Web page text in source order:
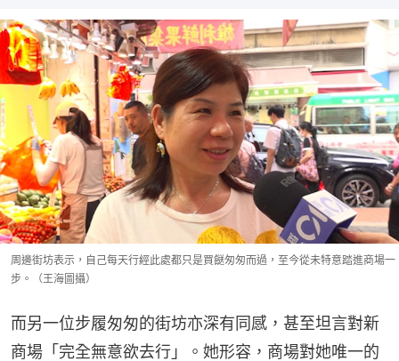
周邊街坊表示，自己每天行經此處都只是買餸匆匆而過，至今從未特意踏進商場一
步。（王海圖攝）
而另一位步履匆匆的街坊亦深有同感，甚至坦言對新
商場「完全無意欲去行」。她形容，商場對她唯一的